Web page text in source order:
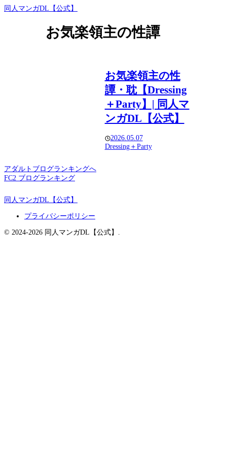
同人マンガDL【公式】
お気楽領主の性譚
お気楽領主の性
譚・耽【Dressing
＋Party】| 同人マ
ンガDL【公式】
2026.05.07
Dressing＋Party
アダルトブログランキングへ
FC2 ブログランキング
同人マンガDL【公式】
プライバシーポリシー
© 2024-2026 同人マンガDL【公式】.